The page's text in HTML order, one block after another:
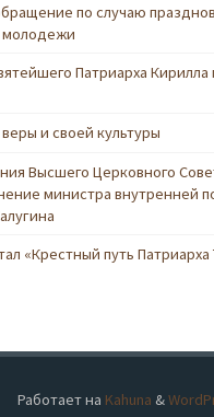
по случаю
молодежи
Патриарха Кирилла
и своей культуры
Высшего Церковного
министра внутренней
«Крестный путь Патриарха
Работает на Kahuna &